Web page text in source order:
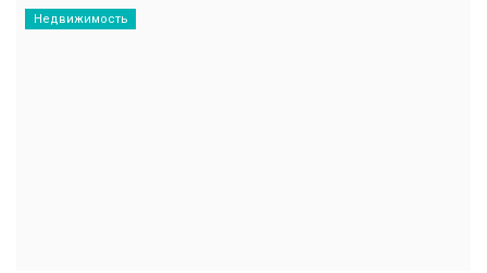
Недвижимость